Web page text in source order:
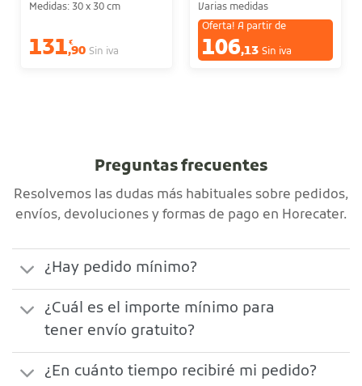
Medidas: 30 x 30 cm
131€
,90 Sin iva
Varias medidas
Oferta! A partir de
106,13 Sin iva
Preguntas frecuentes
Resolvemos las dudas más habituales sobre pedidos,
envíos, devoluciones y formas de pago en Horecater.
¿Hay pedido mínimo?
¿Cuál es el importe mínimo para
tener envío gratuito?
¿En cuánto tiempo recibiré mi pedido?